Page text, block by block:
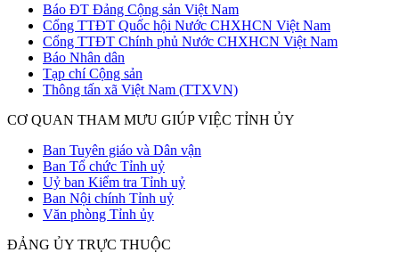
Báo ĐT Đảng Cộng sản Việt Nam
Cổng TTĐT Quốc hội Nước CHXHCN Việt Nam
Cổng TTĐT Chính phủ Nước CHXHCN Việt Nam
Báo Nhân dân
Tạp chí Cộng sản
Thông tấn xã Việt Nam (TTXVN)
CƠ QUAN THAM MƯU GIÚP VIỆC TỈNH ỦY
Ban Tuyên giáo và Dân vận
Ban Tổ chức Tỉnh uỷ
Uỷ ban Kiểm tra Tỉnh uỷ
Ban Nội chính Tỉnh uỷ
Văn phòng Tỉnh ủy
ĐẢNG ỦY TRỰC THUỘC